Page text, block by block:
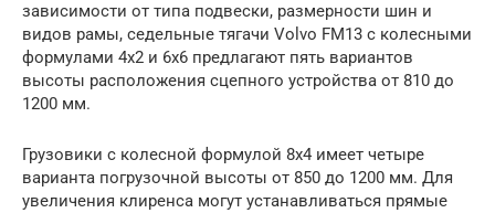
зависимости от типа подвески, размерности шин и
видов рамы, седельные тягачи Volvo FM13 с колесными
формулами 4х2 и 6х6 предлагают пять вариантов
высоты расположения сцепного устройства от 810 до
1200 мм.
Грузовики с колесной формулой 8х4 имеет четыре
варианта погрузочной высоты от 850 до 1200 мм. Для
увеличения клиренса могут устанавливаться прямые